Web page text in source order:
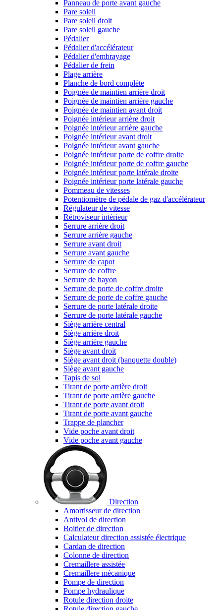
Panneau de porte avant gauche
Pare soleil
Pare soleil droit
Pare soleil gauche
Pédalier
Pédalier d'accélérateur
Pédalier d'embrayage
Pédalier de frein
Plage arrière
Planche de bord complète
Poignée de maintien arrière droit
Poignée de maintien arrière gauche
Poignée de maintien avant droit
Poignée intérieur arrière droit
Poignée intérieur arrière gauche
Poignée intérieur avant droit
Poignée intérieur avant gauche
Poignée intérieur porte de coffre droite
Poignée intérieur porte de coffre gauche
Poignée intérieur porte latérale droite
Poignée intérieur porte latérale gauche
Pommeau de vitesses
Potentiomètre de pédale de gaz d'accélérateur
Régulateur de vitesse
Rétroviseur intérieur
Serrure arrière droit
Serrure arrière gauche
Serrure avant droit
Serrure avant gauche
Serrure de capot
Serrure de coffre
Serrure de hayon
Serrure de porte de coffre droite
Serrure de porte de coffre gauche
Serrure de porte latérale droite
Serrure de porte latérale gauche
Siège arrière central
Siège arrière droit
Siège arrière gauche
Siège avant droit
Siège avant droit (banquette double)
Siège avant gauche
Tapis de sol
Tirant de porte arrière droit
Tirant de porte arrière gauche
Tirant de porte avant droit
Tirant de porte avant gauche
Trappe de plancher
Vide poche avant droit
Vide poche avant gauche
Direction
Amortisseur de direction
Antivol de direction
Boitier de direction
Calculateur direction assistée électrique
Cardan de direction
Colonne de direction
Cremaillere assistée
Cremaillere mécanique
Pompe de direction
Pompe hydraulique
Rotule direction droite